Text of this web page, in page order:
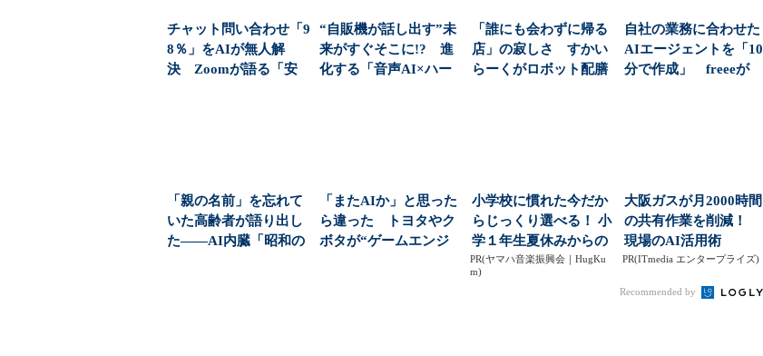
チャット問い合わせ「9
8％」をAIが無人解
決 Zoomが語る「安
“自販機が話し出す”未
来がすぐそこに!? 進
化する「音声AI×ハー
「誰にも会わずに帰る
店」の寂しさ すかい
らーくがロボット配膳
自社の業務に合わせた
AIエージェントを「10
分で作成」 freeeが
「親の名前」を忘れて
いた高齢者が語り出し
た――AI内臓「昭和の
「またAIか」と思った
ら違った トヨタやク
ボタが“ゲームエンジ
小学校に慣れた今だか
らじっくり選べる！ 小
学１年生夏休みからの
「音楽教室」デビュ...
PR(ヤマハ音楽振興会｜HugKu
m)
大阪ガスが月2000時間
の共有作業を削減！
現場のAI活用術
PR(ITmedia エンタープライズ)
Recommended by